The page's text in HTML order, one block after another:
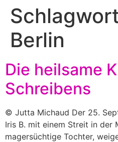
Berlin
Die heilsame
Schreibens
© Jutta Michaud Der 25.
Iris B. mit einem Streit in der
magersüchtige Tochter,